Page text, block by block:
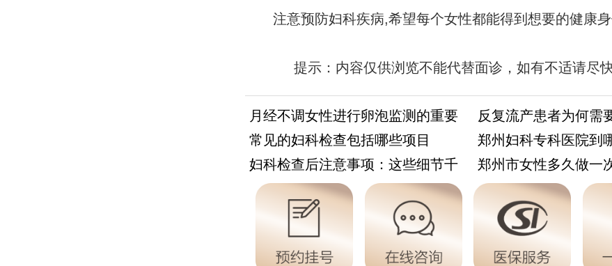
注意预防妇科疾病,希望每个女性都能得到想要的健康身
提示：内容仅供浏览不能代替面诊，如有不适请尽
月经不调女性进行卵泡监测的重要
反复流产患者为何需
常见的妇科检查包括哪些项目
郑州妇科专科医院到
妇科检查后注意事项：这些细节千
郑州市女性多久做一